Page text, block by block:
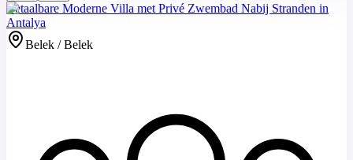
Betaalbare Moderne Villa met Privé Zwembad Nabij Stranden in
Antalya
Belek / Belek